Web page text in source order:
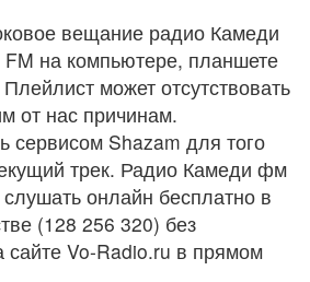
вещание радио Камеди
на компьютере, планшете
может отсутствовать
от нас причинам.
сервисом Shazam для того
трек. Радио Камеди фм
онлайн бесплатно в
(128 256 320) без
сайте Vo-Radio.ru в прямом